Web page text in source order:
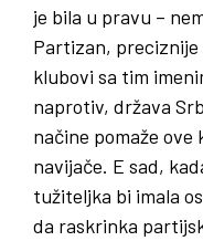
je bila u pravu –
Partizan,
klubovi sa tim
naprotiv, država
načine pomaže
navijače. E sad,
tužiteljka bi imala
da raskrinka